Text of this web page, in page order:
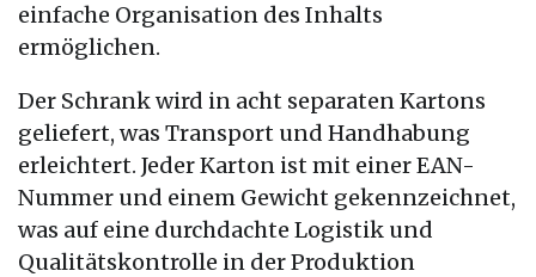
einfache Organisation des Inhalts
ermöglichen.
Der Schrank wird in acht separaten Kartons
geliefert, was Transport und Handhabung
erleichtert. Jeder Karton ist mit einer EAN-
Nummer und einem Gewicht gekennzeichnet,
was auf eine durchdachte Logistik und
Qualitätskontrolle in der Produktion